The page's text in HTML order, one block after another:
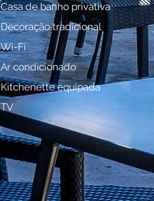
Casa de banho privativa
Decoração tradicional
Wi-Fi
Ar condicionado
Kitchenette equipada
TV